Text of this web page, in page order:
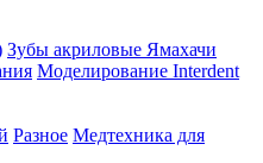
Зубы акриловые Ямахачи
Моделирование Interdent
Разное Медтехника для